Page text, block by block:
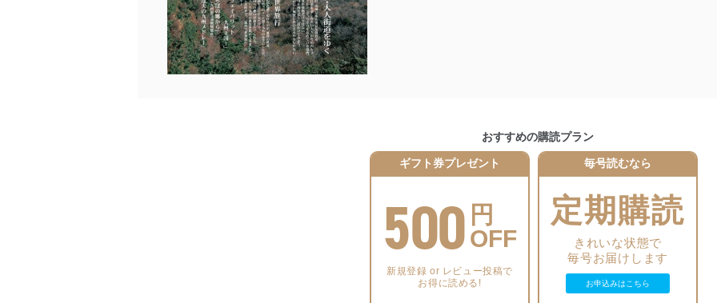
苦情及び相談受付け窓口
貴殿の個人情報及び当社の個人情報保護マネジメントシステムに関するご相談及び苦情については
適切、かつ迅速に対応させていただきます。
おすすめの購読プラン
ギフト券プレゼント
500 円
OFF
新規登録 or レビュー投稿で
お得に読める!
毎号読むなら
定期購読
きれいな状態で
毎号お届けします
お申込みはこちら